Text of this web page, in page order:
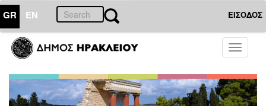
GR EN ΕΙΣΟΔΟΣ
Toggle
ΕΠΙΚΑΙΡΟΤΗΤΑ
Τύπου
Αρχείο